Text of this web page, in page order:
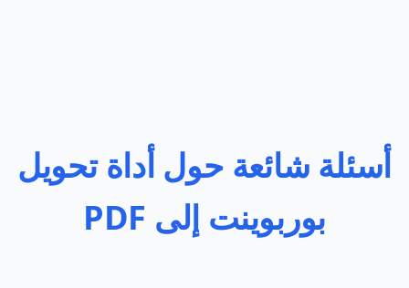
أسئلة شائعة حول أداة تحويل
بوربوينت إلى PDF